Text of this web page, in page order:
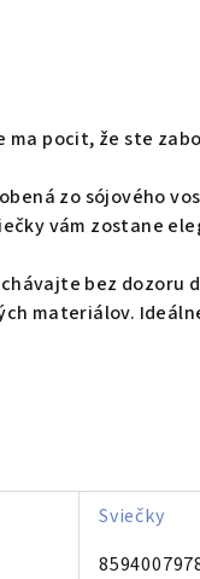
pocit, že ste
zo sójového
vám zostane
bez dozoru
materiálov.
Sviečky